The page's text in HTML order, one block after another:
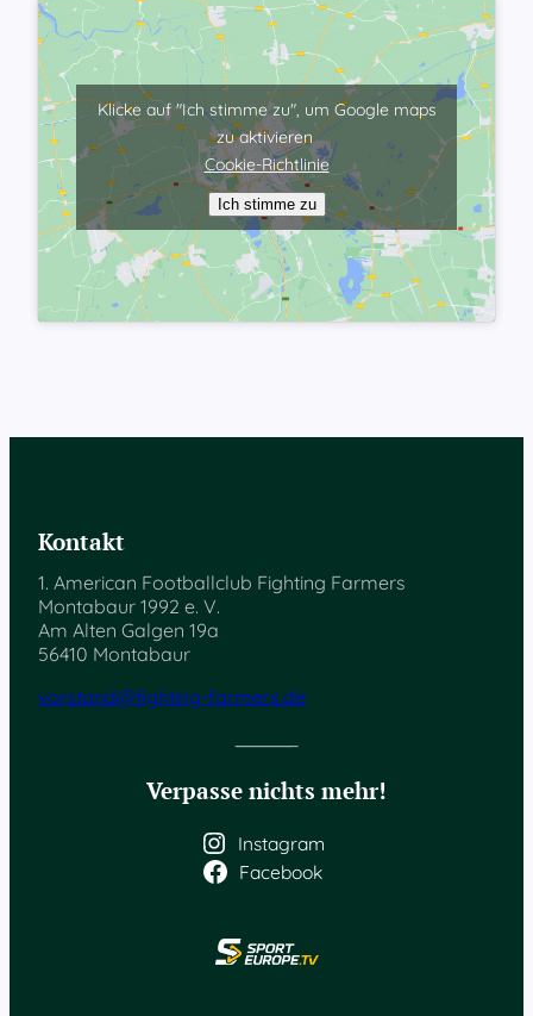
Klicke auf "Ich stimme zu", um Google maps
zu aktivieren
Cookie-Richtlinie
Ich stimme zu
Kontakt
1. American Footballclub Fighting Farmers
Montabaur 1992 e. V.
Am Alten Galgen 19a
56410 Montabaur
vorstand@fighting-farmers.de
Verpasse nichts mehr!
Instagram
Facebook